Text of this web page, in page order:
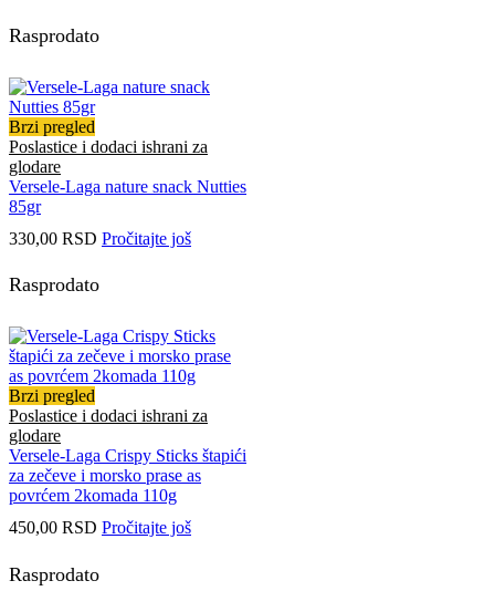
Rasprodato
Brzi pregled
Poslastice i dodaci ishrani za
glodare
Versele-Laga nature snack Nutties
85gr
330,00 RSD Pročitajte još
Rasprodato
Brzi pregled
Poslastice i dodaci ishrani za
glodare
Versele-Laga Crispy Sticks štapići
za zečeve i morsko prase as
povrćem 2komada 110g
450,00 RSD Pročitajte još
Rasprodato